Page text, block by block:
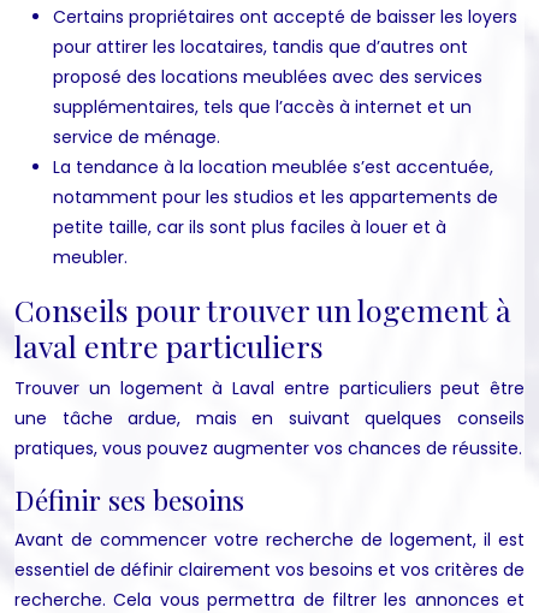
Certains propriétaires ont accepté de baisser les loyers
pour attirer les locataires, tandis que d’autres ont
proposé des locations meublées avec des services
supplémentaires, tels que l’accès à internet et un
service de ménage.
La tendance à la location meublée s’est accentuée,
notamment pour les studios et les appartements de
petite taille, car ils sont plus faciles à louer et à
meubler.
Conseils pour trouver un logement à
laval entre particuliers
Trouver un logement à Laval entre particuliers peut être
une tâche ardue, mais en suivant quelques conseils
pratiques, vous pouvez augmenter vos chances de réussite.
Définir ses besoins
Avant de commencer votre recherche de logement, il est
essentiel de définir clairement vos besoins et vos critères de
recherche. Cela vous permettra de filtrer les annonces et